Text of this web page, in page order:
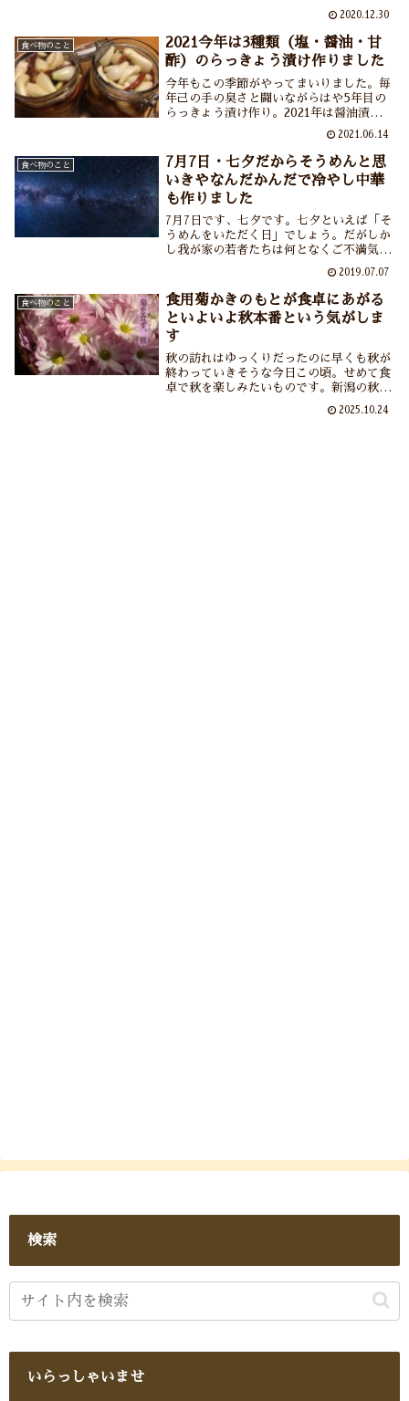
き、ゆず好きのあなたにお伝えしたい。た
だでさえ美味しい日本酒にゆずの風味が加
わることでまごうことなき美酒に大変身い
たします、本当に。
2020.12.30
食べ物のこと
2021今年は3種類（塩・醤油・甘
酢）のらっきょう漬け作りました
今年もこの季節がやってまいりました。毎
年己の手の臭さと闘いながらはや5年目の
らっきょう漬け作り。2021年は醤油漬け・
甘酢漬け・塩漬けの3種類を作りましたが
来年はここに「味噌漬け」も加えてらっき
ょう漬け四天王を形成したき所存。臭いと
言いながら毎年楽しんでいます。
2021.06.14
食べ物のこと
7月7日・七夕だからそうめんと思
いきやなんだかんだで冷やし中華
も作りました
7月7日です、七夕です。七夕といえば「そ
うめんをいただく日」でしょう。だがしか
し我が家の若者たちは何となくご不満気。
なんと本日7月7日は「冷やし中華の日」で
もありました。そうめん・冷やし中華入り
乱れた2019年7月7日の昼食模様です。
2019.07.07
食べ物のこと
食用菊かきのもとが食卓にあがる
といよいよ秋本番という気がしま
す
秋の訪れはゆっくりだったのに早くも秋が
終わっていきそうな今日この頃。せめて食
卓で秋を楽しみたいものです。新潟の秋の
出始めました。といっても菊を食べる地域
2025.10.24
検索
いらっしゃいませ